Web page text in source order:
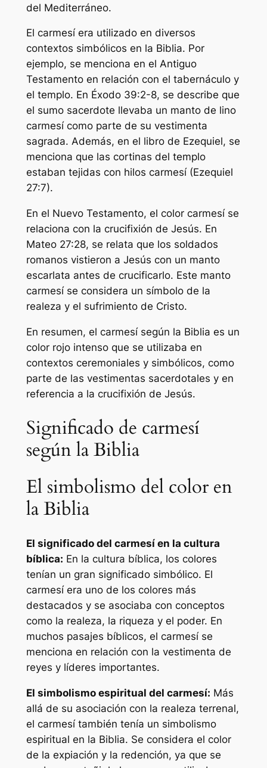
del Mediterráneo.
El carmesí era utilizado en diversos
contextos simbólicos en la Biblia. Por
ejemplo, se menciona en el Antiguo
Testamento en relación con el tabernáculo y
el templo. En Éxodo 39:2-8, se describe que
el sumo sacerdote llevaba un manto de lino
carmesí como parte de su vestimenta
sagrada. Además, en el libro de Ezequiel, se
menciona que las cortinas del templo
estaban tejidas con hilos carmesí (Ezequiel
27:7).
En el Nuevo Testamento, el color carmesí se
relaciona con la crucifixión de Jesús. En
Mateo 27:28, se relata que los soldados
romanos vistieron a Jesús con un manto
escarlata antes de crucificarlo. Este manto
carmesí se considera un símbolo de la
realeza y el sufrimiento de Cristo.
En resumen, el carmesí según la Biblia es un
color rojo intenso que se utilizaba en
contextos ceremoniales y simbólicos, como
parte de las vestimentas sacerdotales y en
referencia a la crucifixión de Jesús.
Significado de carmesí
según la Biblia
El simbolismo del color en
la Biblia
El significado del carmesí en la cultura
bíblica: En la cultura bíblica, los colores
tenían un gran significado simbólico. El
carmesí era uno de los colores más
destacados y se asociaba con conceptos
como la realeza, la riqueza y el poder. En
muchos pasajes bíblicos, el carmesí se
menciona en relación con la vestimenta de
reyes y líderes importantes.
El simbolismo espiritual del carmesí: Más
allá de su asociación con la realeza terrenal,
el carmesí también tenía un simbolismo
espiritual en la Biblia. Se considera el color
de la expiación y la redención, ya que se